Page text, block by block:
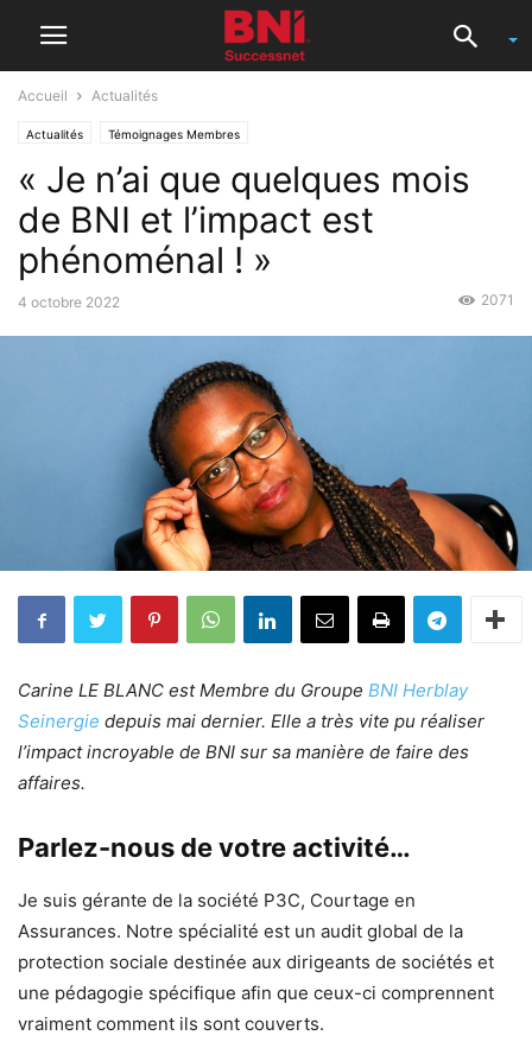
Accueil Actualités
Actualités Témoignages Membres
« Je n’ai que quelques mois
de BNI et l’impact est
phénoménal ! »
4 octobre 2022 2071
Carine LE BLANC est Membre du Groupe BNI Herblay
Seinergie depuis mai dernier. Elle a très vite pu réaliser
l’impact incroyable de BNI sur sa manière de faire des
affaires.
Parlez-nous de votre activité…
Je suis gérante de la société P3C, Courtage en
Assurances. Notre spécialité est un audit global de la
protection sociale destinée aux dirigeants de sociétés et
une pédagogie spécifique afin que ceux-ci comprennent
vraiment comment ils sont couverts.